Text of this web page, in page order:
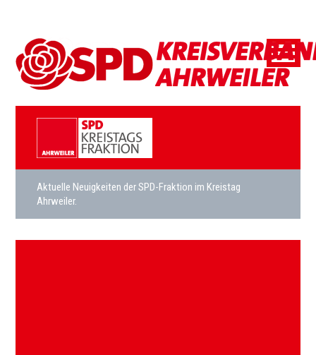
Aktuelle Neuigkeiten der SPD-Fraktion im Kreistag
Ahrweiler.